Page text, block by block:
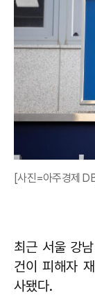
[사진=아주경제
최근 서울 강
건이 피해자
사됐다.